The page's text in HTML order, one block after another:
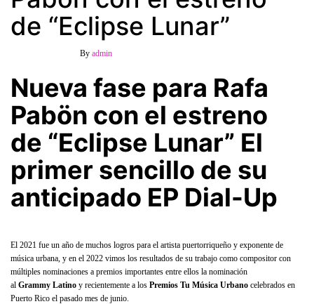
de “Eclipse Lunar”
By admin
Nueva fase para Rafa
Pabön con el estreno
de “Eclipse Lunar” El
primer sencillo de su
anticipado EP Dial-Up
El 2021 fue un año de muchos logros para el artista puertorriqueño y exponente de
música urbana, y en el 2022 vimos los resultados de su trabajo como compositor con
múltiples nominaciones a premios importantes entre ellos la nominación
al Grammy Latino y recientemente a los Premios Tu Música Urbano celebrados en
Puerto Rico el pasado mes de junio.